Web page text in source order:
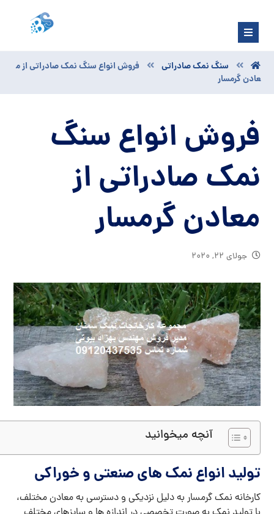
سنگ نمک صادراتی
فروش انواع سنگ نمک صادراتی از م
عادن گرمسار
فروش انواع سنگ
نمک صادراتی از
معادن گرمسار
جولای ۲۲, ۲۰۲۰
آنچه میخوانید
تولید انواع نمک های صنعتی و خوراکی
کارخانه نمک گرمسار به دلیل نزدیکی و دسترسی به معادن مختلف،